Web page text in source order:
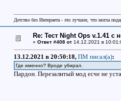
Детство без Интернета - это лучшее, что могла
Re: Тест Night Ops v.1.41 с
« Ответ #408 от14.12.2021 в
13.12.2021 в 20:50:18, ПМ писал(a):
Где именно? Вроде убирал.
Пардон. Перезалитый мод есче не